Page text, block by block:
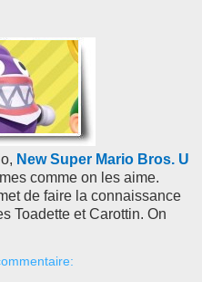
New Super Mario Bros. U
comme on les aime.
de faire la connaissance
Toadette et Carottin. On